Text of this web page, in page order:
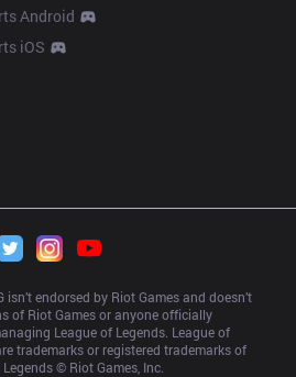
Android
iOS
isn’t endorsed by Riot Games and doesn’t
of Riot Games or anyone officially
League of Legends. League of
trademarks or registered trademarks of
© Riot Games, Inc.